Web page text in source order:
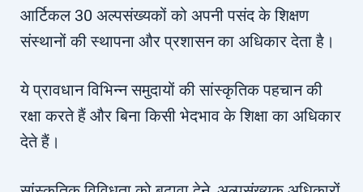
आर्टिकल 30 अल्पसंख्यकों को अपनी पसंद के शिक्षण
संस्थानों की स्थापना और प्रशासन का अधिकार देता है।
ये प्रावधान विभिन्न समुदायों की सांस्कृतिक पहचान की
रक्षा करते हैं और बिना किसी भेदभाव के शिक्षा का अधिकार
देते हैं।